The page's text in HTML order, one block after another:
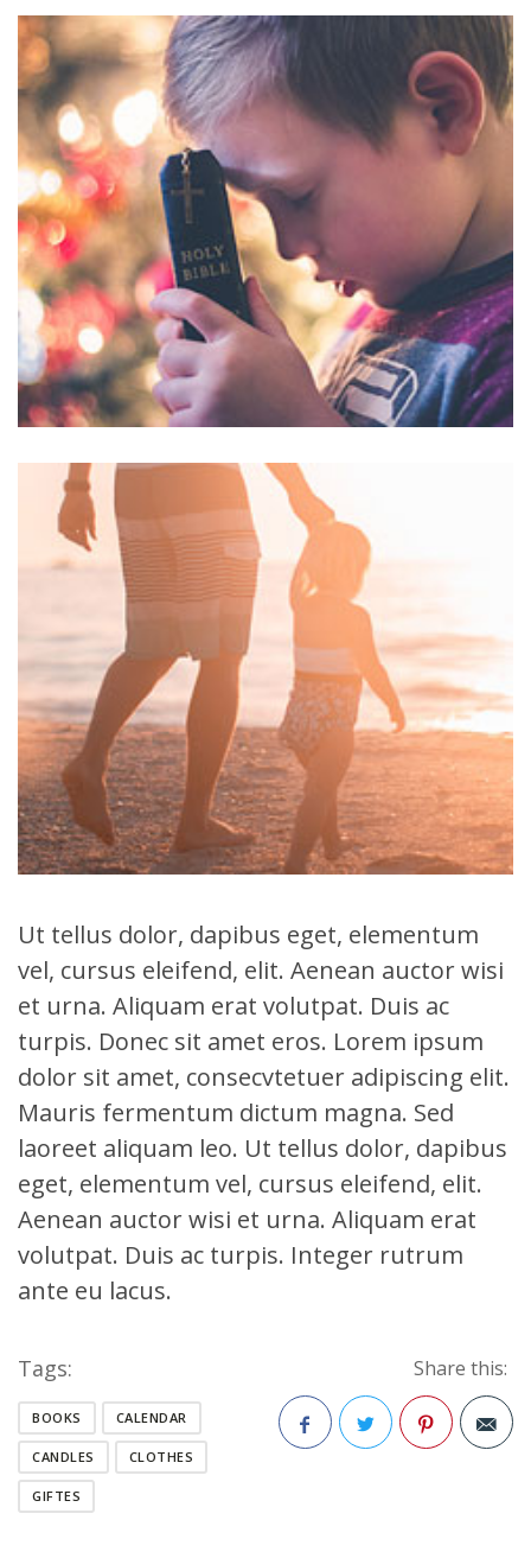
Ut tellus dolor, dapibus eget, elementum
vel, cursus eleifend, elit. Aenean auctor wisi
et urna. Aliquam erat volutpat. Duis ac
turpis. Donec sit amet eros. Lorem ipsum
dolor sit amet, consecvtetuer adipiscing elit.
Mauris fermentum dictum magna. Sed
laoreet aliquam leo. Ut tellus dolor, dapibus
eget, elementum vel, cursus eleifend, elit.
Aenean auctor wisi et urna. Aliquam erat
volutpat. Duis ac turpis. Integer rutrum
ante eu lacus.
Tags:
BOOKS CALENDAR
CANDLES CLOTHES
GIFTES
Share this: